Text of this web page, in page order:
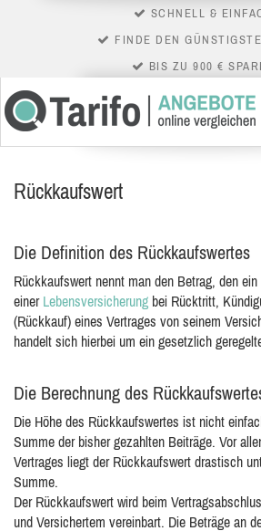
SCHNELL &
FINDE DEN
BIS ZU 900 €
Rückkaufswert
Die Definition des Rückkaufswertes
Rückkaufswert nennt man den Betrag, den ein
einer Lebensversicherung bei Rücktritt,
(Rückkauf) eines Vertrages von seinem
handelt sich hierbei um ein gesetzlich
Die Berechnung des
Die Höhe des Rückkaufswertes ist nicht
Summe der bisher gezahlten Beiträge. Vor
Vertrages liegt der Rückkaufswert drastisch
Summe.
Der Rückkaufswert wird beim
und Versichertem vereinbart. Die Beträge an